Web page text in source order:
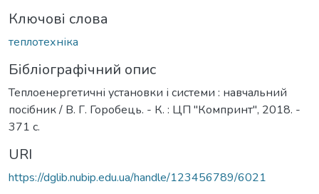
Ключові слова
теплотехніка
Бібліографічний опис
Теплоенергетичні установки і системи : навчальний
посібник / В. Г. Горобець. - К. : ЦП "Компринт", 2018. -
371 с.
URI
https://dglib.nubip.edu.ua/handle/123456789/6021